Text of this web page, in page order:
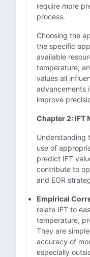
require more
process.
Choosing the
the specific
available
temperature,
values all
advancements
improve
Chapter 2: IFT
Understanding
use of
predict IFT
contribute to
and EOR
Empirical
relate IFT to
temperature,
They are
accuracy of
especially